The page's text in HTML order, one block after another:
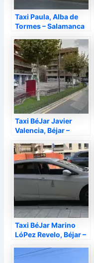
Taxi Paula, Alba de
Tormes – Salamanca
Taxi BéJar Javier
Valencia, Béjar –
Taxi BéJar Marino
LóPez Revelo, Béjar –